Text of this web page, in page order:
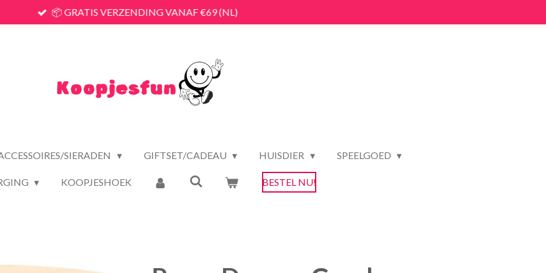
📦 GRATIS VERZENDING VANAF €69 (NL)
SIERADEN GIFTSET/CADEAU HUISDIER SPEELGOED
KOOPJESHOEK BESTEL NU!